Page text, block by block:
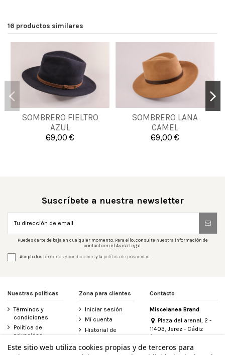
16 productos similares
SOMBRERO FIELTRO
AZUL
69,00 €
55 56 57
58
61
SOMBRERO LANA
CAMEL
69,00 €
57 58 59 61
Añadir al carrito
Suscríbete a nuestra newsletter
Puedes darte de baja en cualquier momento. Para ello, consulte nuestra información de
contacto en el Aviso Legal.
Acepto lostérminos y condicionesy la política de privacidad
Nuestras políticas
Términos y
condiciones
Política de
privacidad
Aviso legal
Zona para clientes
Iniciar sesión
Mi cuenta
Historial de
Contacte con
Contacto
Miscelanea Brand
Plaza del arenal, 2 -
11403, Jerez - Cádiz
(España)
956 155 340
Este sitio web utiliza cookies propias y de terceros para